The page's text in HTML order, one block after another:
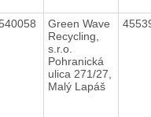
Green Wave
Recycling,
s.r.o.
Pohranická
ulica 271/27,
Malý Lapáš